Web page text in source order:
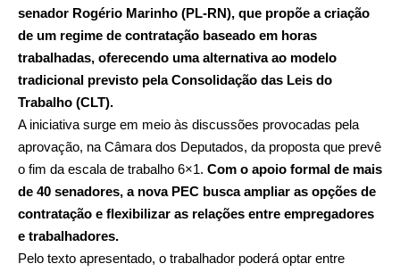
senador Rogério Marinho (PL-RN), que propõe a criação
de um regime de contratação baseado em horas
trabalhadas, oferecendo uma alternativa ao modelo
tradicional previsto pela Consolidação das Leis do
Trabalho (CLT).
A iniciativa surge em meio às discussões provocadas pela
aprovação, na Câmara dos Deputados, da proposta que prevê
o fim da escala de trabalho 6×1. Com o apoio formal de mais
de 40 senadores, a nova PEC busca ampliar as opções de
contratação e flexibilizar as relações entre empregadores
e trabalhadores.
Pelo texto apresentado, o trabalhador poderá optar entre